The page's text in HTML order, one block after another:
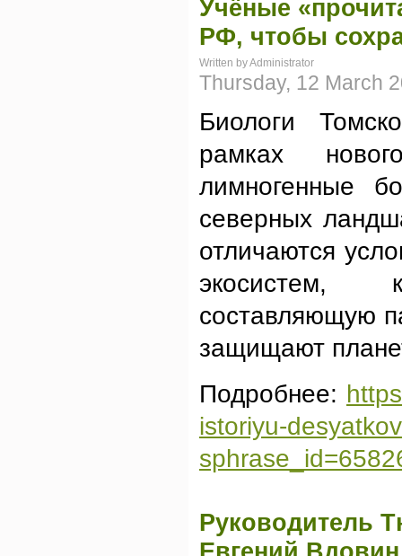
Учёные
РФ, чтобы
Written by Administrator
Thursday, 12 March
Биологи
рамках
лимногенные
северных
отличаются
экосистем,
составляющую
защищают
Подробнее:
istoriyu-
Руководитель